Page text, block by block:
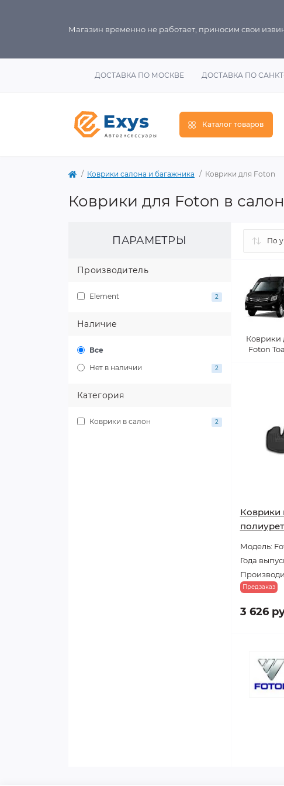
Магазин временно не работает, приносим свои
ДОСТАВКА ПО МОСКВЕ ДОСТАВКА ПО
Каталог товаров
Коврики салона и багажника Коврики для Foton
Коврики для Foton в
ПАРАМЕТРЫ
Производитель
Element 2
Наличие
Все
Нет в наличии
2
Категория
Коврики в салон 2
Коврики
Foton
Коврики
Модель:
Года
Предзаказ
3 626